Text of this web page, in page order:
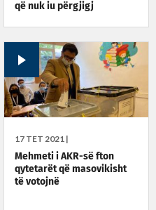
që nuk iu përgjigj
17 TET 2021 |
Mehmeti i AKR-së fton
qytetarët që masovikisht
të votojnë